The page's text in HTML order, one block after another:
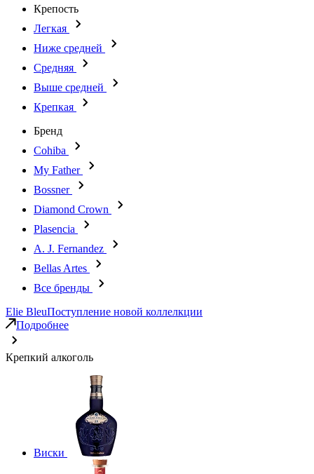
Крепость
Легкая
Ниже средней
Средняя
Выше средней
Крепкая
Бренд
Cohiba
My Father
Bossner
Diamond Crown
Plasencia
A. J. Fernandez
Bellas Artes
Все бренды
Elie BleuПоступление новой коллелкции
Подробнее
Крепкий алкоголь
Виски